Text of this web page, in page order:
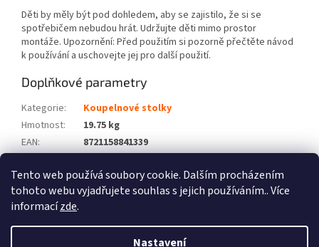
Tento web používá soubory cookie. Dalším procházením
tohoto webu vyjadřujete souhlas s jejich používáním.. Více
informacízde.
Nastavení
Děti by měly být pod dohledem, aby se zajistilo, že si se
spotřebičem nebudou hrát. Udržujte děti mimo prostor
montáže. Upozornění: Před použitím si pozorně přečtěte návod
k používání a uschovejte jej pro další použití.
Doplňkové parametry
Kategorie:
Koupelnové stolky
Hmotnost:
19.75 kg
EAN:
8721158841339
Počet balíků: 2